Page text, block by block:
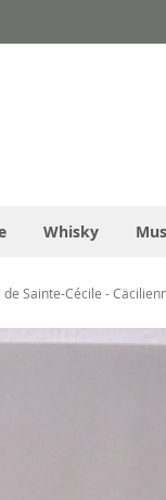
Whisky
Sainte-Cécile -